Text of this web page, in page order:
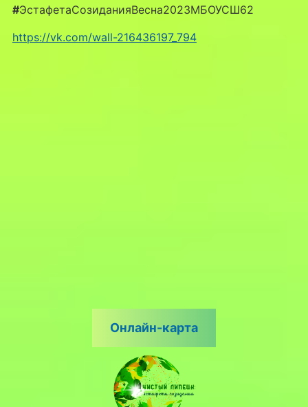
#ЭстафетаСозиданияВесна2023МБОУСШ62
https://vk.com/wall-216436197_794
Онлайн-карта